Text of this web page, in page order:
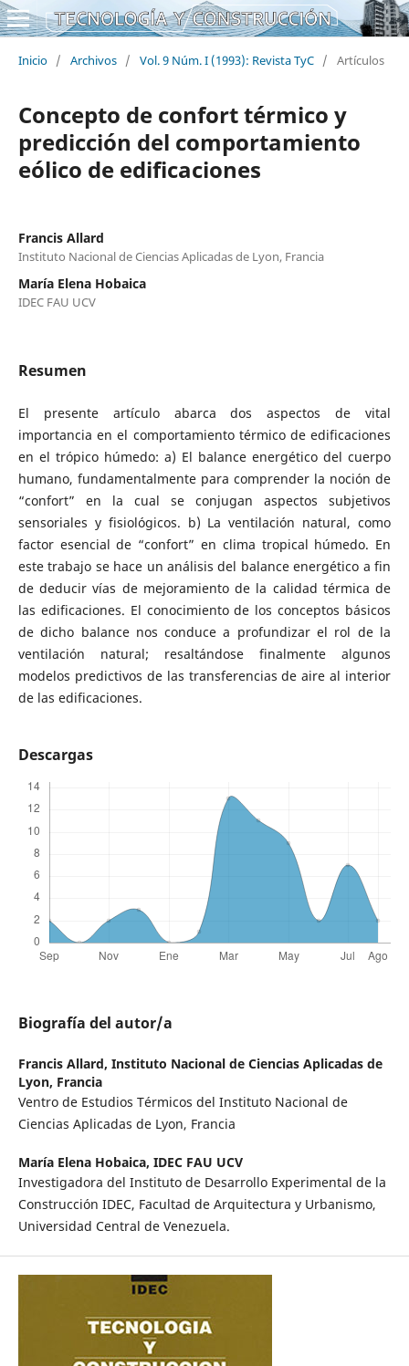
Inicio / Archivos / Vol. 9 Núm. I (1993): Revista TyC / Artículos
Concepto de confort térmico y
predicción del comportamiento
eólico de edificaciones
Francis Allard
Instituto Nacional de Ciencias Aplicadas de Lyon, Francia
María Elena Hobaica
IDEC FAU UCV
Resumen
El presente artículo abarca dos aspectos de vital
importancia en el comportamiento térmico de edificaciones
en el trópico húmedo: a) El balance energético del cuerpo
humano, fundamentalmente para comprender la noción de
“confort” en la cual se conjugan aspectos subjetivos
sensoriales y fisiológicos. b) La ventilación natural, como
factor esencial de “confort” en clima tropical húmedo. En
este trabajo se hace un análisis del balance energético a fin
de deducir vías de mejoramiento de la calidad térmica de
las edificaciones. El conocimiento de los conceptos básicos
de dicho balance nos conduce a profundizar el rol de la
ventilación natural; resaltándose finalmente algunos
modelos predictivos de las transferencias de aire al interior
de las edificaciones.
Descargas
Biografía del autor/a
Francis Allard, Instituto Nacional de Ciencias Aplicadas de
Lyon, Francia
Ventro de Estudios Térmicos del Instituto Nacional de
Ciencias Aplicadas de Lyon, Francia
María Elena Hobaica, IDEC FAU UCV
Investigadora del Instituto de Desarrollo Experimental de la
Construcción IDEC, Facultad de Arquitectura y Urbanismo,
Universidad Central de Venezuela.